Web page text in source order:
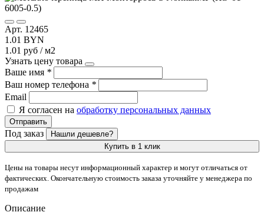
Арт. 12465
1.01 BYN
1.01 руб / м2
Узнать цену товара
Ваше имя *
Ваш номер телефона *
Email
Я согласен на обработку персональных данных
Отправить
Под заказ
Нашли дешевле?
Купить в 1 клик
Цены на товары несут информационный характер и могут отличаться от
фактических. Окончательную стоимость заказа уточняйте у менеджера по
продажам
Описание